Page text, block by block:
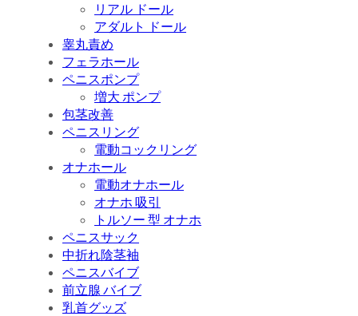
リアル ドール
アダルト ドール
睾丸責め
フェラホール
ペニスポンプ
増大 ポンプ
包茎改善
ペニスリング
電動コックリング
オナホール
電動オナホール
オナホ 吸引
トルソー 型 オナホ
ペニスサック
中折れ陰茎袖
ペニスバイブ
前立腺 バイブ
乳首グッズ